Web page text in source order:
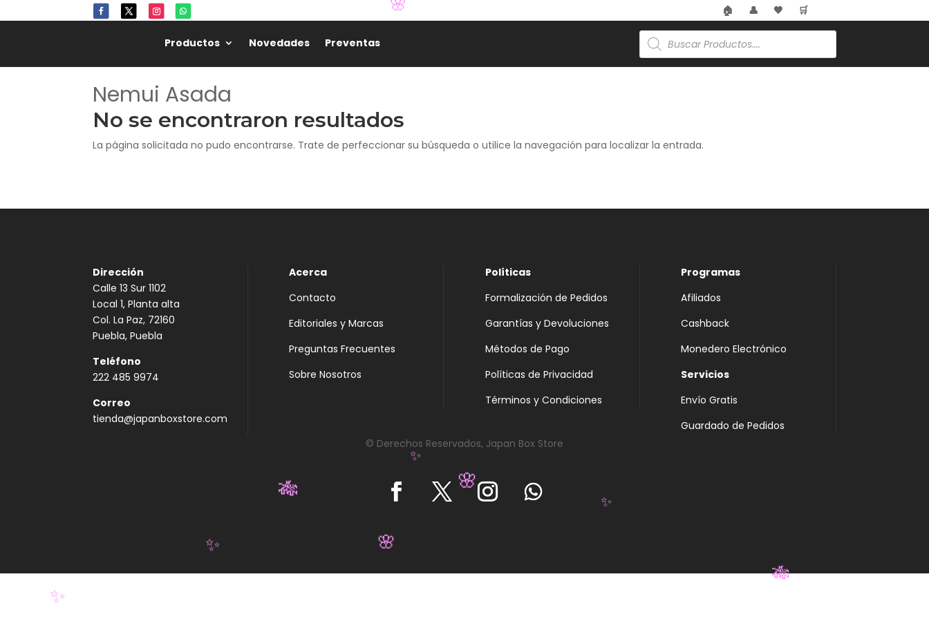
🏠 👤 🖤 🛒
Productos Novedades Preventas
Búsqueda
de
productos
Nemui Asada
No se encontraron resultados
La página solicitada no pudo encontrarse. Trate de perfeccionar su búsqueda o utilice la navegación para localizar la entrada.
Dirección
Calle 13 Sur 1102
Local 1, Planta alta
Col. La Paz, 72160
Puebla, Puebla
Teléfono
222 485 9974
Correo
tienda@japanboxstore.com
Acerca
Contacto
Editoriales y Marcas
Preguntas Frecuentes
Sobre Nosotros
Políticas
Formalización de Pedidos
Garantías y Devoluciones
Métodos de Pago
Políticas de Privacidad
Términos y Condiciones
Programas
Afiliados
Cashback
Monedero Electrónico
Servicios
Envío Gratis
Guardado de Pedidos
© Derechos Reservados, Japan Box Store
✨
🌸
🌸